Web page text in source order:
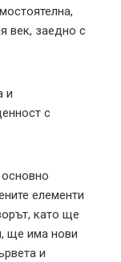
век, заедно с
и
с
елементи
като ще
ще има нови
и